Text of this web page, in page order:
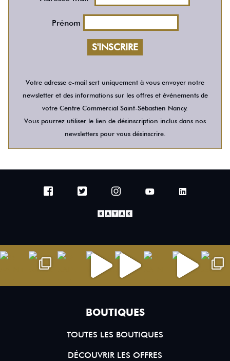
Prénom
Votre adresse e-mail sert uniquement à vous envoyer notre
newsletter et des informations sur les offres et événements de
votre Centre Commercial Saint-Sébastien Nancy.
Vous pourrez utiliser le lien de désinscription inclus dans nos
newsletters pour vous désinscrire.
BOUTIQUES
TOUTES LES BOUTIQUES
DÉCOUVRIR LES OFFRES